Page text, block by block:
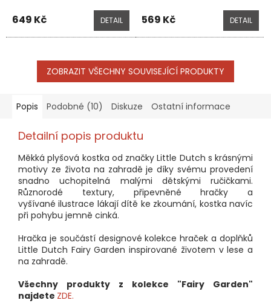
649 Kč DETAIL 569 Kč DETAIL
ZOBRAZIT VŠECHNY SOUVISEJÍCÍ PRODUKTY
Popis Podobné (10) Diskuze Ostatní informace
Detailní popis produktu
Měkká plyšová kostka od značky Little Dutch s krásnými
motivy ze života na zahradě je díky svému provedení
snadno uchopitelná malými dětskými ručičkami.
Různorodé textury, připevněné hračky a
vyšívané ilustrace lákají dítě ke zkoumání, kostka navíc
při pohybu jemně cinká.
Hračka je součástí designové kolekce hraček a doplňků
Little Dutch Fairy Garden inspirované životem v lese a
na zahradě.
Všechny produkty z kolekce "Fairy Garden"
najdete ZDE.